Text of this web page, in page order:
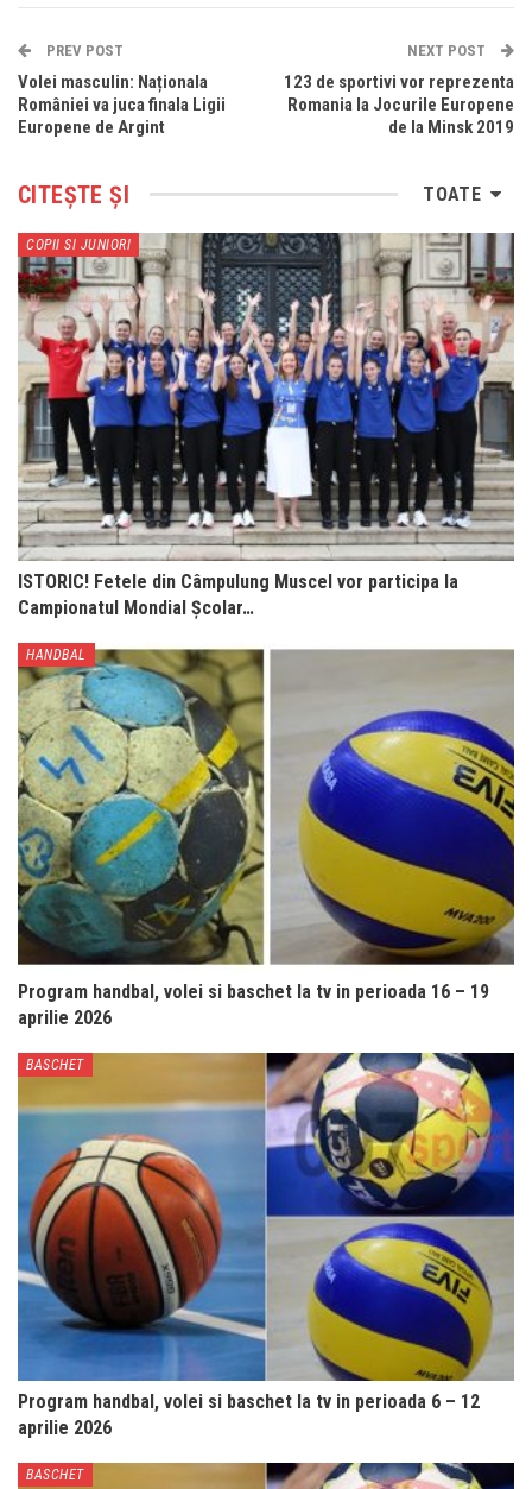
PREV POST
Volei masculin: Naționala
României va juca finala Ligii
Europene de Argint
NEXT POST
123 de sportivi vor reprezenta
Romania la Jocurile Europene
de la Minsk 2019
TOATE
CITEȘTE ȘI
COPII SI JUNIORI
ISTORIC! Fetele din Câmpulung Muscel vor participa la
Campionatul Mondial Școlar…
HANDBAL
Program handbal, volei si baschet la tv in perioada 16 – 19
aprilie 2026
BASCHET
Program handbal, volei si baschet la tv in perioada 6 – 12
aprilie 2026
BASCHET